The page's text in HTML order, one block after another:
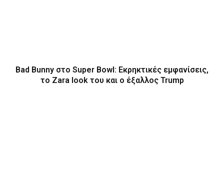
Bad Bunny στο Super Bowl: Εκρηκτικές εμφανίσεις,
το Zara look του και ο έξαλλος Trump